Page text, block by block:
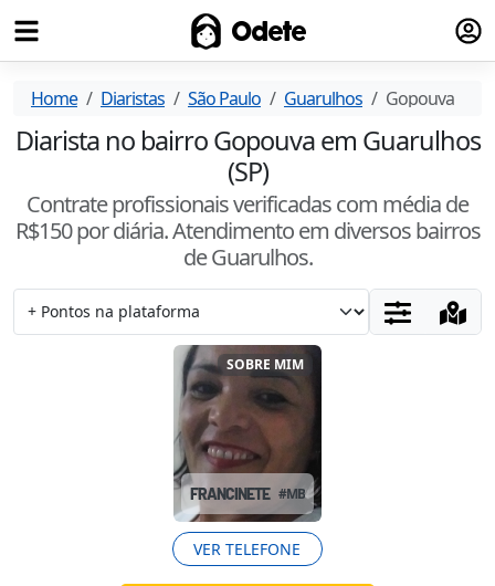
Odete
Home Diaristas São Paulo Guarulhos Gopouva
Diarista no bairro Gopouva em Guarulhos
(SP)
Contrate profissionais verificadas com média de
R$150por diária. Atendimentoem diversos bairros
de Guarulhos.
SOBRE MIM
FRANCINETE #MBNTSEK9
VER TELEFONE